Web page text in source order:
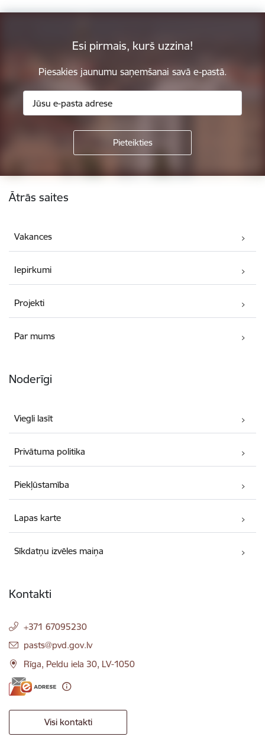
Esi pirmais, kurš uzzina!
Piesakies jaunumu saņemšanai savā e-pastā.
Ātrās saites
Vakances
Iepirkumi
Projekti
Par mums
Noderīgi
Viegli lasīt
Privātuma politika
Piekļūstamība
Lapas karte
Sīkdatņu izvēles maiņa
Kontakti
+371 67095230
E-pasts:
pasts@pvd.gov.lv
Rīga, Peldu iela 30, LV-1050
Visi kontakti